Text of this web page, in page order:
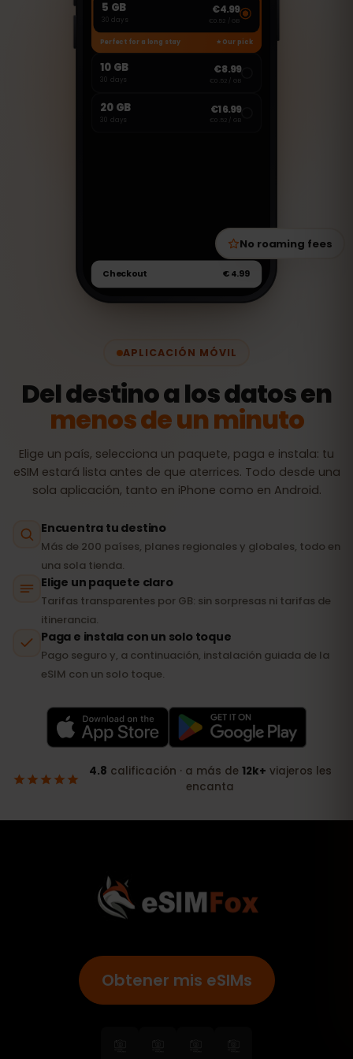
Obtener mis eSIMs